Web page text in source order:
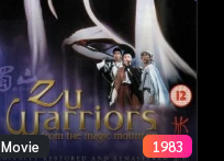
Movie 1983